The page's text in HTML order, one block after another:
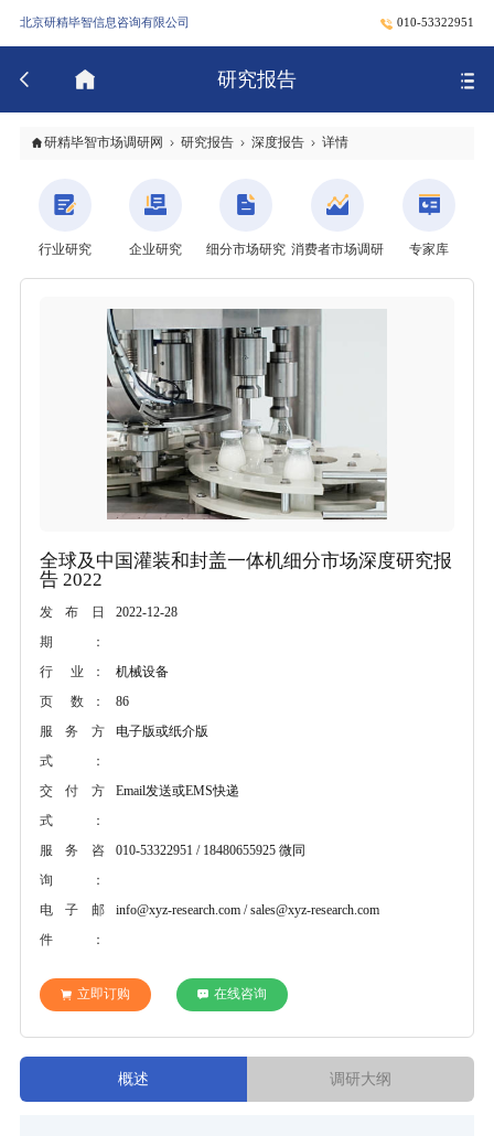
北京研精毕智信息咨询有限公司 010-53322951
研究报告
研精毕智市场调研网 研究报告 深度报告 详情
行业研究 企业研究 细分市场研究 消费者市场调研 专家库
全球及中国灌装和封盖一体机细分市场深度研究报
告 2022
发布日
期：
2022-12-28
行 业：
机械设备
页 数：
86
服务方
式：
电子版或纸介版
交付方
式：
Email发送或EMS快递
服务咨
询：
010-53322951 / 18480655925 微同
电子邮
件：
info@xyz-research.com / sales@xyz-research.com
立即订购 在线咨询
概述 调研大纲